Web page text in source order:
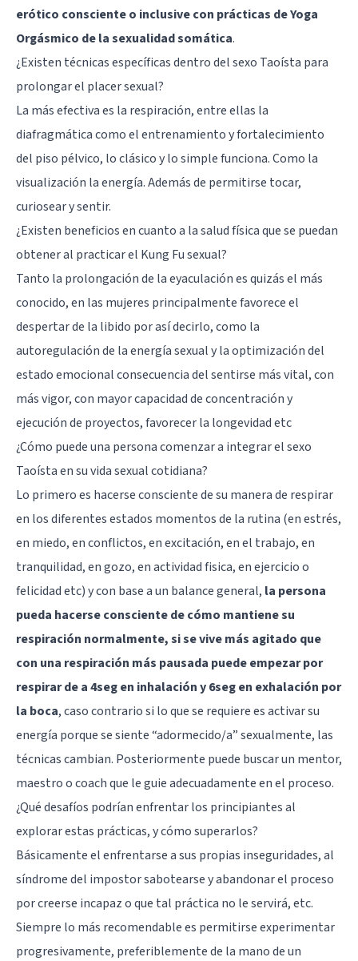
erótico consciente o inclusive con prácticas de Yoga
Orgásmico de la sexualidad somática.
¿Existen técnicas específicas dentro del sexo Taoísta para
prolongar el placer sexual?
La más efectiva es la respiración, entre ellas la
diafragmática como el entrenamiento y fortalecimiento
del piso pélvico, lo clásico y lo simple funciona. Como la
visualización la energía. Además de permitirse tocar,
curiosear y sentir.
¿Existen beneficios en cuanto a la salud física que se puedan
obtener al practicar el Kung Fu sexual?
Tanto la prolongación de la eyaculación es quizás el más
conocido, en las mujeres principalmente favorece el
despertar de la libido por así decirlo, como la
autoregulación de la energía sexual y la optimización del
estado emocional consecuencia del sentirse más vital, con
más vigor, con mayor capacidad de concentración y
ejecución de proyectos, favorecer la longevidad etc
¿Cómo puede una persona comenzar a integrar el sexo
Taoísta en su vida sexual cotidiana?
Lo primero es hacerse consciente de su manera de respirar
en los diferentes estados momentos de la rutina (en estrés,
en miedo, en conflictos, en excitación, en el trabajo, en
tranquilidad, en gozo, en actividad fisica, en ejercicio o
felicidad etc) y con base a un balance general, la persona
pueda hacerse consciente de cómo mantiene su
respiración normalmente, si se vive más agitado que
con una respiración más pausada puede empezar por
respirar de a 4seg en inhalación y 6seg en exhalación por
la boca, caso contrario si lo que se requiere es activar su
energía porque se siente “adormecido/a” sexualmente, las
técnicas cambian. Posteriormente puede buscar un mentor,
maestro o coach que le guie adecuadamente en el proceso.
¿Qué desafíos podrían enfrentar los principiantes al
explorar estas prácticas, y cómo superarlos?
Básicamente el enfrentarse a sus propias inseguridades, al
síndrome del impostor sabotearse y abandonar el proceso
por creerse incapaz o que tal práctica no le servirá, etc.
Siempre lo más recomendable es permitirse experimentar
progresivamente, preferiblemente de la mano de un